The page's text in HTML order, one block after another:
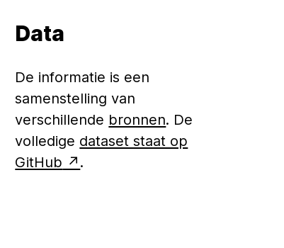
Data
De informatie is een
samenstelling van
verschillende bronnen. De
volledige dataset staat op
GitHub
.